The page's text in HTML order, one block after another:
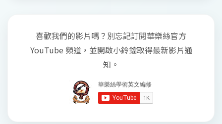
喜歡我們的影片嗎？別忘記訂閱華樂絲官方
YouTube 頻道，並開啟小鈴鐺取得最新影片通
知。